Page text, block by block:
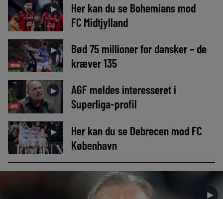
►
Her kan du se Bohemians mod
FC Midtjylland
MEDIE
►
Bød 75 millioner for dansker – de
kræver 135
AVIS
►
AGF meldes interesseret i
Superliga-profil
►
Her kan du se Debrecen mod FC
København
►